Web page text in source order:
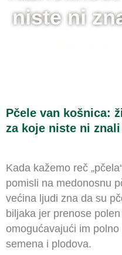
niste ni
Pčele van košnica:
za koje niste ni
Kada kažemo reč
pomisli na medonosnu
većina ljudi zna da su
biljaka jer prenose
omogućavajući im
semena i plodova.